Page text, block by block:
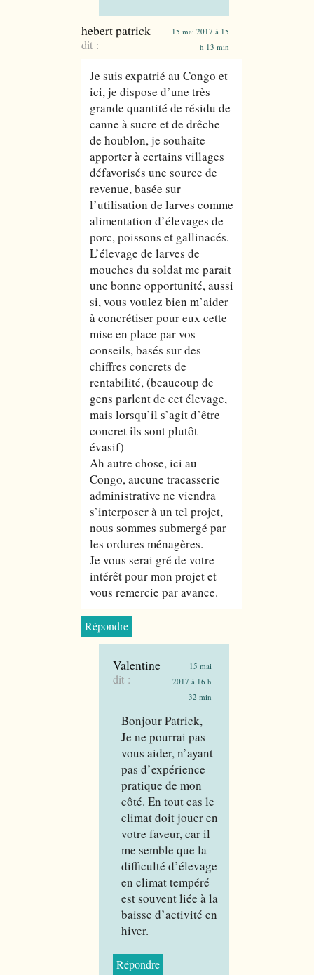
hebert patrick
dit :
15 mai 2017 à 15
h 13 min
Je suis expatrié au Congo et
ici, je dispose d’une très
grande quantité de résidu de
canne à sucre et de drêche
de houblon, je souhaite
apporter à certains villages
défavorisés une source de
revenue, basée sur
l’utilisation de larves comme
alimentation d’élevages de
porc, poissons et gallinacés.
L’élevage de larves de
mouches du soldat me parait
une bonne opportunité, aussi
si, vous voulez bien m’aider
à concrétiser pour eux cette
mise en place par vos
conseils, basés sur des
chiffres concrets de
rentabilité, (beaucoup de
gens parlent de cet élevage,
mais lorsqu’il s’agit d’être
concret ils sont plutôt
évasif)
Ah autre chose, ici au
Congo, aucune tracasserie
administrative ne viendra
s’interposer à un tel projet,
nous sommes submergé par
les ordures ménagères.
Je vous serai gré de votre
intérêt pour mon projet et
vous remercie par avance.
Répondre
Valentine
dit :
15 mai
2017 à 16 h
32 min
Bonjour Patrick,
Je ne pourrai pas
vous aider, n’ayant
pas d’expérience
pratique de mon
côté. En tout cas le
climat doit jouer en
votre faveur, car il
me semble que la
difficulté d’élevage
en climat tempéré
est souvent liée à la
baisse d’activité en
hiver.
Répondre